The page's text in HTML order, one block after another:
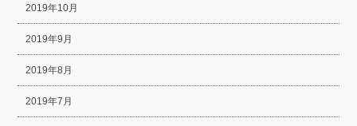
2019年10月
2019年9月
2019年8月
2019年7月